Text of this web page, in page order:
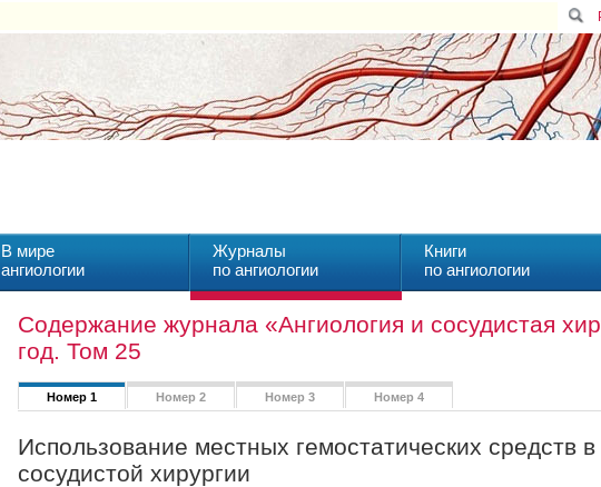
В мире
ангиологии
Журналы
по ангиологии
Книги
по ангиологии
Содержание журнала «Ангиология и сосудистая
год. Том 25
Номер 1 Номер 2 Номер 3 Номер 4
Использование местных гемостатических средств
сосудистой хирургии